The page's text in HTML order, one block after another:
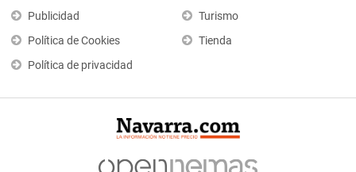
Publicidad
Política de Cookies
Política de privacidad
Turismo
Tienda